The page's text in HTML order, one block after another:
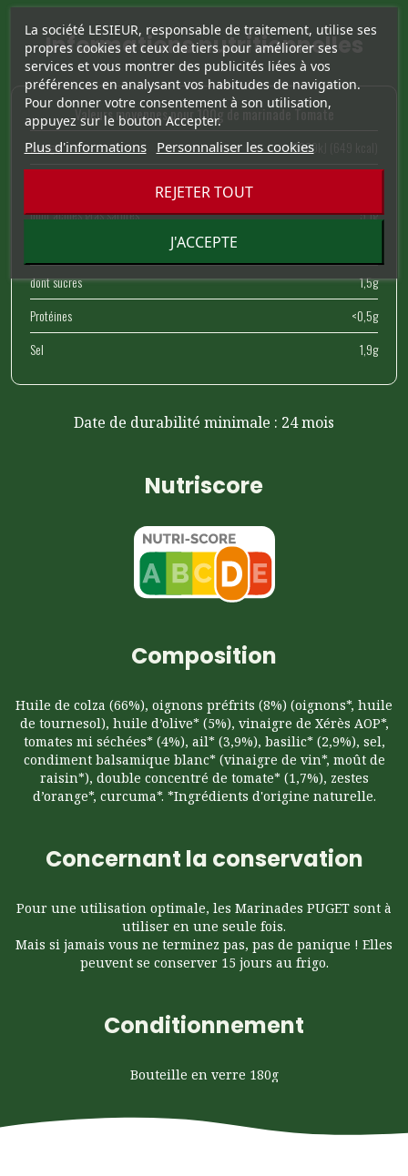
La société LESIEUR, responsable de traitement, utilise ses
propres cookies et ceux de tiers pour améliorer ses
services et vous montrer des publicités liées à vos
préférences en analysant vos habitudes de navigation.
Pour donner votre consentement à son utilisation,
appuyez sur le bouton Accepter.
Plus d'informations Personnaliser les cookies
REJETER TOUT
J'ACCEPTE
Informations nutritionnelles
Valeurs moyennes pour 100g de marinade Tomate
Energie
2669kJ (649 kcal)​
dont acides gras saturés
5,1g
dont sucres
1,5g
Protéines
<0,5g
Sel
1,9g
Date de durabilité minimale : 24 mois
Nutriscore
Composition
Huile de colza (66%), oignons préfrits (8%) (oignons*, huile
de tournesol), huile d’olive* (5%), vinaigre de Xérès AOP*,
tomates mi séchées* (4%), ail* (3,9%), basilic* (2,9%), sel,
condiment balsamique blanc* (vinaigre de vin*, moût de
raisin*), double concentré de tomate* (1,7%), zestes
d’orange*, curcuma*. *Ingrédients d'origine naturelle.
Concernant la conservation
Pour une utilisation optimale, les Marinades PUGET sont à
utiliser en une seule fois.
Mais si jamais vous ne terminez pas, pas de panique ! Elles
peuvent se conserver 15 jours au frigo.
Conditionnement
Bouteille en verre 180g